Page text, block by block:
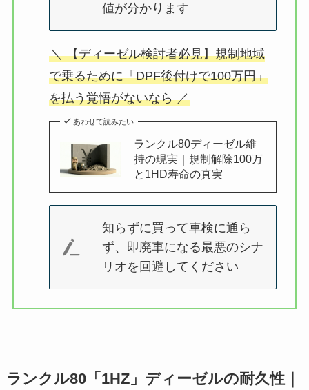
値が分かります
＼ 【ディーゼル検討者必見】規制地域
で乗るために「DPF後付けで100万円」
を払う覚悟がないなら ／
あわせて読みたい
ランクル80ディーゼル維
持の現実｜規制解除100万
と1HD寿命の真実
知らずに買って車検に通ら
ず、即廃車になる最悪のシナ
リオを回避してください
ランクル80「1HZ」ディーゼルの耐久性｜